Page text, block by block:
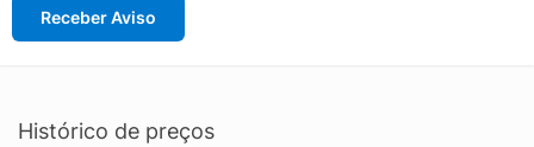
Receber Aviso
Histórico de preços